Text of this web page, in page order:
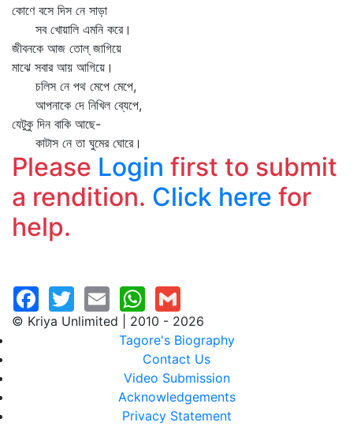
কোণে বসে দিস নে সাড়া
সব খোয়ালি এমনি করে।
জীবনকে আজ তোল্‌ জাগিয়ে
মাঝে সবার আয় আগিয়ে।
চলিস নে পথ মেপে মেপে,
আপনাকে দে নিখিল ব্যেপে,
যেটুকু দিন বাকি আছে-
কাটাস নে তা ঘুমের ঘোরে।
Please Login first to submit
a rendition. Click here for
help.
© Kriya Unlimited | 2010 - 2026
Tagore's Biography
Contact Us
Video Submission
Acknowledgements
Privacy Statement